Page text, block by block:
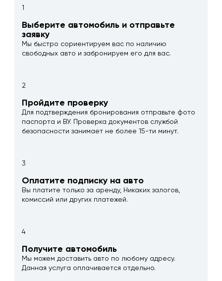
1
Выберите автомобиль и отправьте
заявку
Мы быстро сориентируем вас по наличию
свободных авто и забронируем его для вас.
2
Пройдите проверку
Для подтверждения бронирования отправьте фото
паспорта и ВУ. Проверка документов службой
безопасности занимает не более 15-ти минут.
3
Оплатите подписку на авто
Вы платите только за аренду, Никаких залогов,
комиссий или других платежей.
4
Получите автомобиль
Мы можем доставить авто по любому адресу.
Данная услуга оплачивается отдельно.